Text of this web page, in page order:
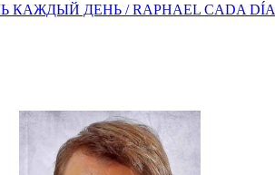
КАЖДЫЙ ДЕНЬ / RAPHAEL CADA DÍA